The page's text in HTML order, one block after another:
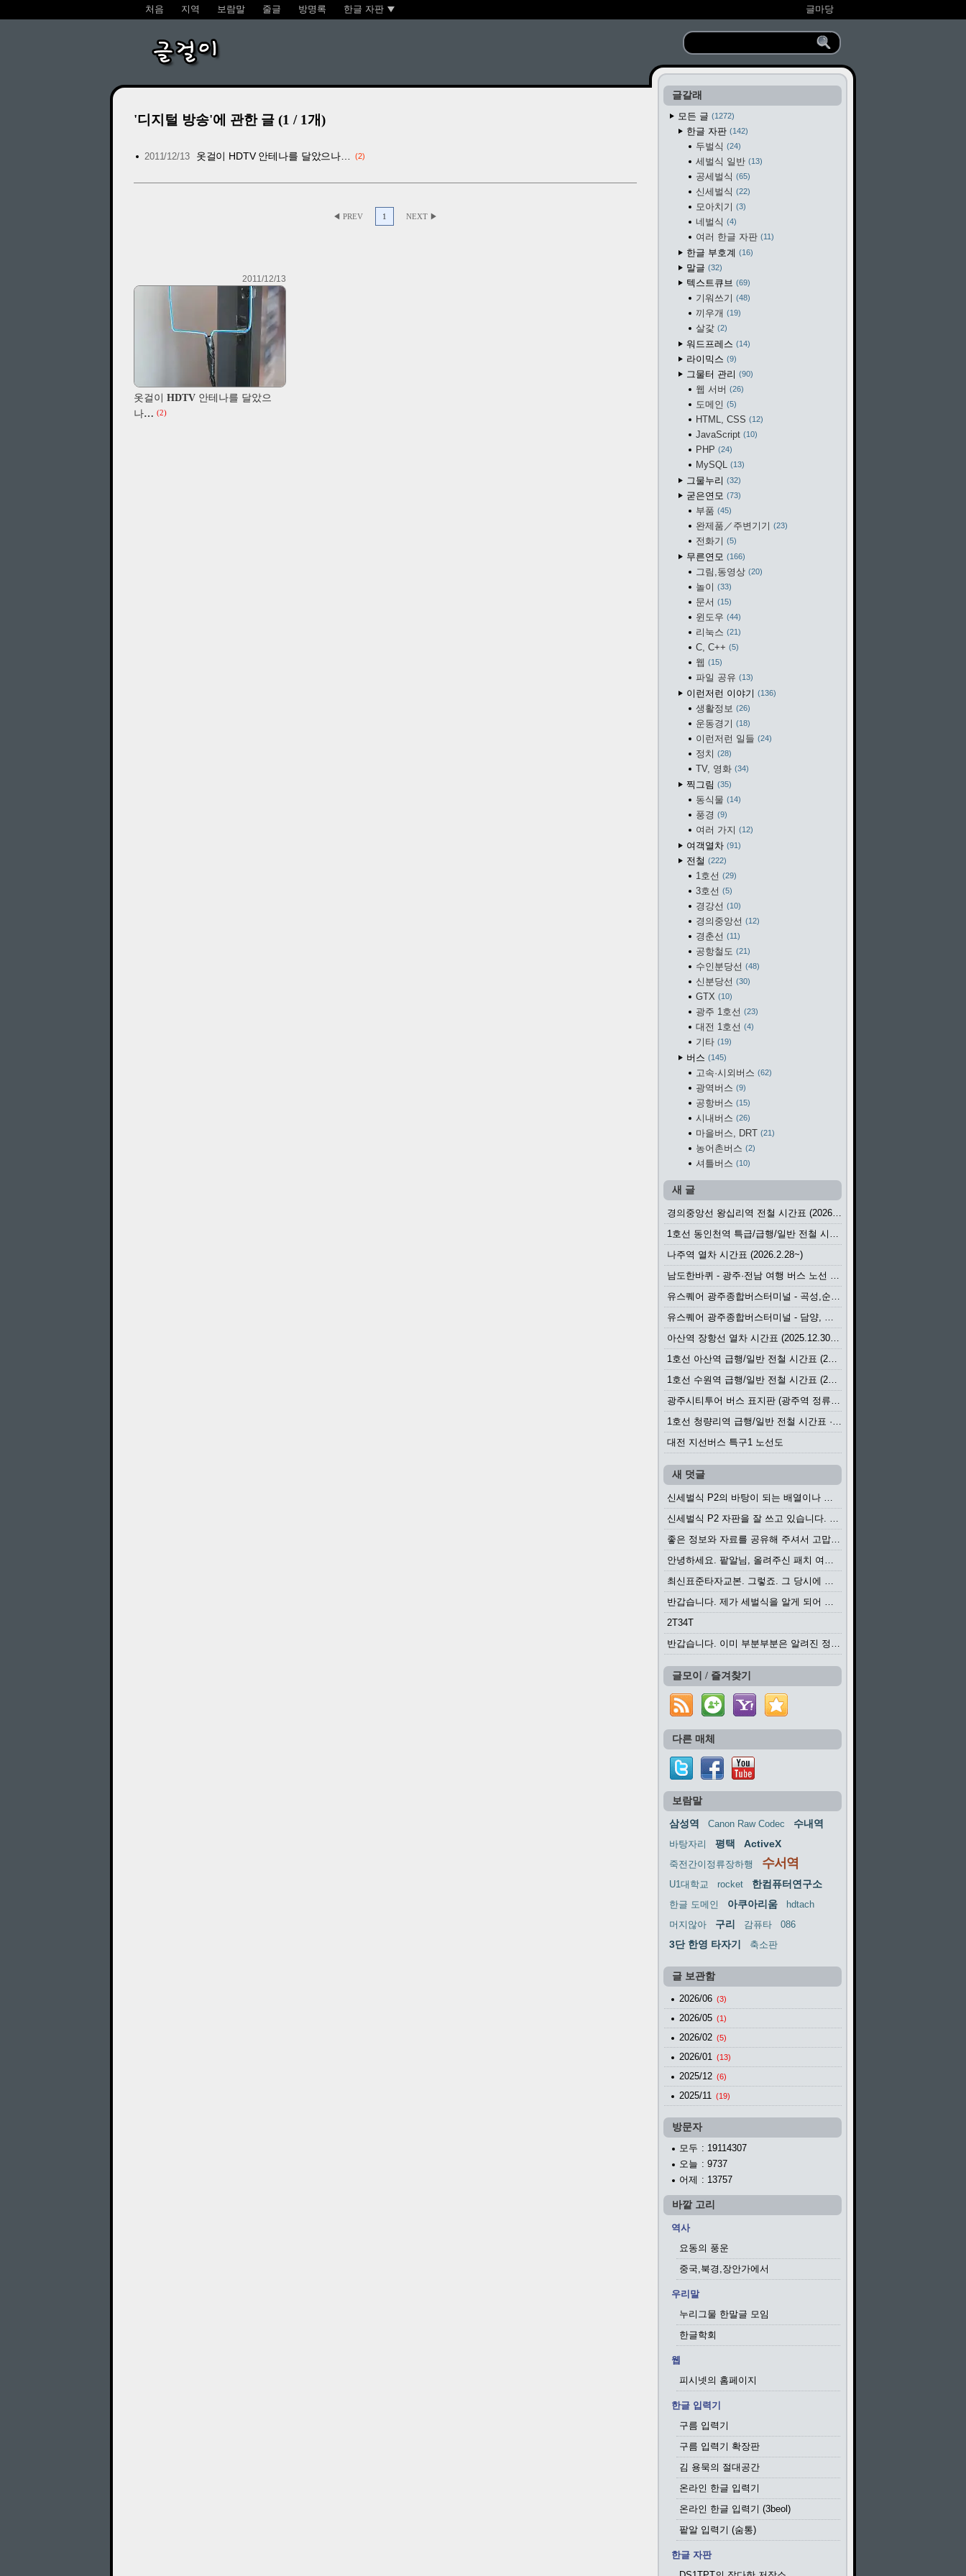
처음 지역 보람말 줄글 방명록 한글 자판 글마당
글걸이
'디지털 방송'에 관한 글 (1 / 1개)
2011/12/13 옷걸이 HDTV 안테나를 달았으나… 2
◀ PREV 1 NEXT ▶
2011/12/13
옷걸이 HDTV 안테나를 달았으
나… (2)
글갈래
모든 글
1272
한글 자판 142
두벌식 24
세벌식 일반 13
공세벌식 65
신세벌식 22
모아치기 3
네벌식 4
여러 한글 자판 11
한글 부호계 16
말글 32
텍스트큐브 69
기워쓰기 48
끼우개 19
살갗 2
워드프레스 14
라이믹스 9
그물터 관리 90
웹 서버 26
도메인 5
HTML, CSS 12
JavaScript 10
PHP 24
MySQL 13
그물누리 32
굳은연모 73
부품 45
완제품／주변기기 23
전화기 5
무른연모 166
그림,동영상 20
놀이 33
문서 15
윈도우 44
리눅스 21
C, C++ 5
웹 15
파일 공유 13
이런저런 이야기 136
생활정보 26
운동경기 18
이런저런 일들 24
정치 28
TV, 영화 34
찍그림 35
동식물 14
풍경 9
여러 가지 12
여객열차 91
전철 222
1호선 29
3호선 5
경강선 10
경의중앙선 12
경춘선 11
공항철도 21
수인분당선 48
신분당선 30
GTX 10
광주 1호선 23
대전 1호선 4
기타 19
버스 145
고속·시외버스 62
광역버스 9
공항버스 15
시내버스 26
마을버스, DRT 21
농어촌버스 2
셔틀버스 10
새 글
경의중앙선 왕십리역 전철 시간표 (2026.4.20~)
1호선 동인천역 특급/급행/일반 전철 시간표 (2026.2.28~)
나주역 열차 시간표 (2026.2.28~)
남도한바퀴 - 광주·전남 여행 버스 노선 (2026.3.1~5.31)
유스퀘어 광주종합버스터미널 - 곡성,순천／화순,보성,율포 방면 시외버스 시간표 (2026.1.31)
유스퀘어 광주종합버스터미널 - 담양, 순창, 남원, 무주, 장수, 거창, 대구 방면 시외버스 시간표 (2026...
아산역 장항선 열차 시간표 (2025.12.30 기준) (무궁화호, ITX-마음, 새마을호, 서해금빛열차)
1호선 아산역 급행/일반 전철 시간표 (2025.12.30~)
1호선 수원역 급행/일반 전철 시간표 (2025.12.30~)
광주시티투어 버스 표지판 (광주역 정류장) (2024?)
1호선 청량리역 급행/일반 전철 시간표 · 노선도 (2025.12.30~)
대전 지선버스 특구1 노선도
새 덧글
신세벌식 P2의 바탕이 되는 배열이나 주요 기능...
신세벌식 P2 자판을 잘 쓰고 있습니다. 쓰기 편리...
좋은 정보와 자료를 공유해 주셔서 고맙습니다....
안녕하세요. 팥알님, 올려주신 패치 여러모로 감사...
최신표준타자교본. 그렇죠. 그 당시에 최신 표준...
반갑습니다. 제가 세벌식을 알게 되어 세벌식 써...
2T34T
반갑습니다. 이미 부분부분은 알려진 정보들이...
글모이 / 즐겨찾기
다른 매체
보람말
삼성역 Canon Raw Codec 수내역
바탕자리 평택 ActiveX
죽전간이정류장하행 수서역
U1대학교 rocket 한컴퓨터연구소
한글 도메인 아쿠아리움
hdtach
머지않아
구리 감퓨타 086
3단 한영 타자기 축소판
글 보관함
2026/06 (3)
2026/05 (1)
2026/02 (5)
2026/01 (13)
2025/12 (6)
2025/11 (19)
방문자
모두 : 19114307
오늘 : 9737
어제 : 13757
바깥 고리
역사
요동의 풍운
중국,북경,장안가에서
우리말
누리그물 한말글 모임
한글학회
웹
피시넷의 홈페이지
한글 입력기
구름 입력기
구름 입력기 확장판
김 용묵의 절대공간
온라인 한글 입력기
온라인 한글 입력기 (3beol)
팥알 입력기 (숨통)
한글 자판